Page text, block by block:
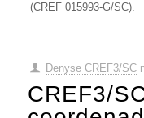
(CREF 015993-G/SC).
Denyse CREF3/SC
CREF3/